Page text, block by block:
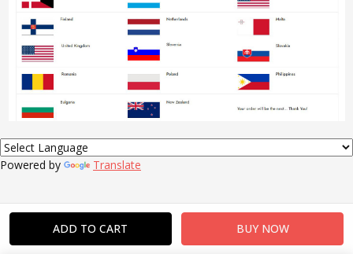
Powered by Translate